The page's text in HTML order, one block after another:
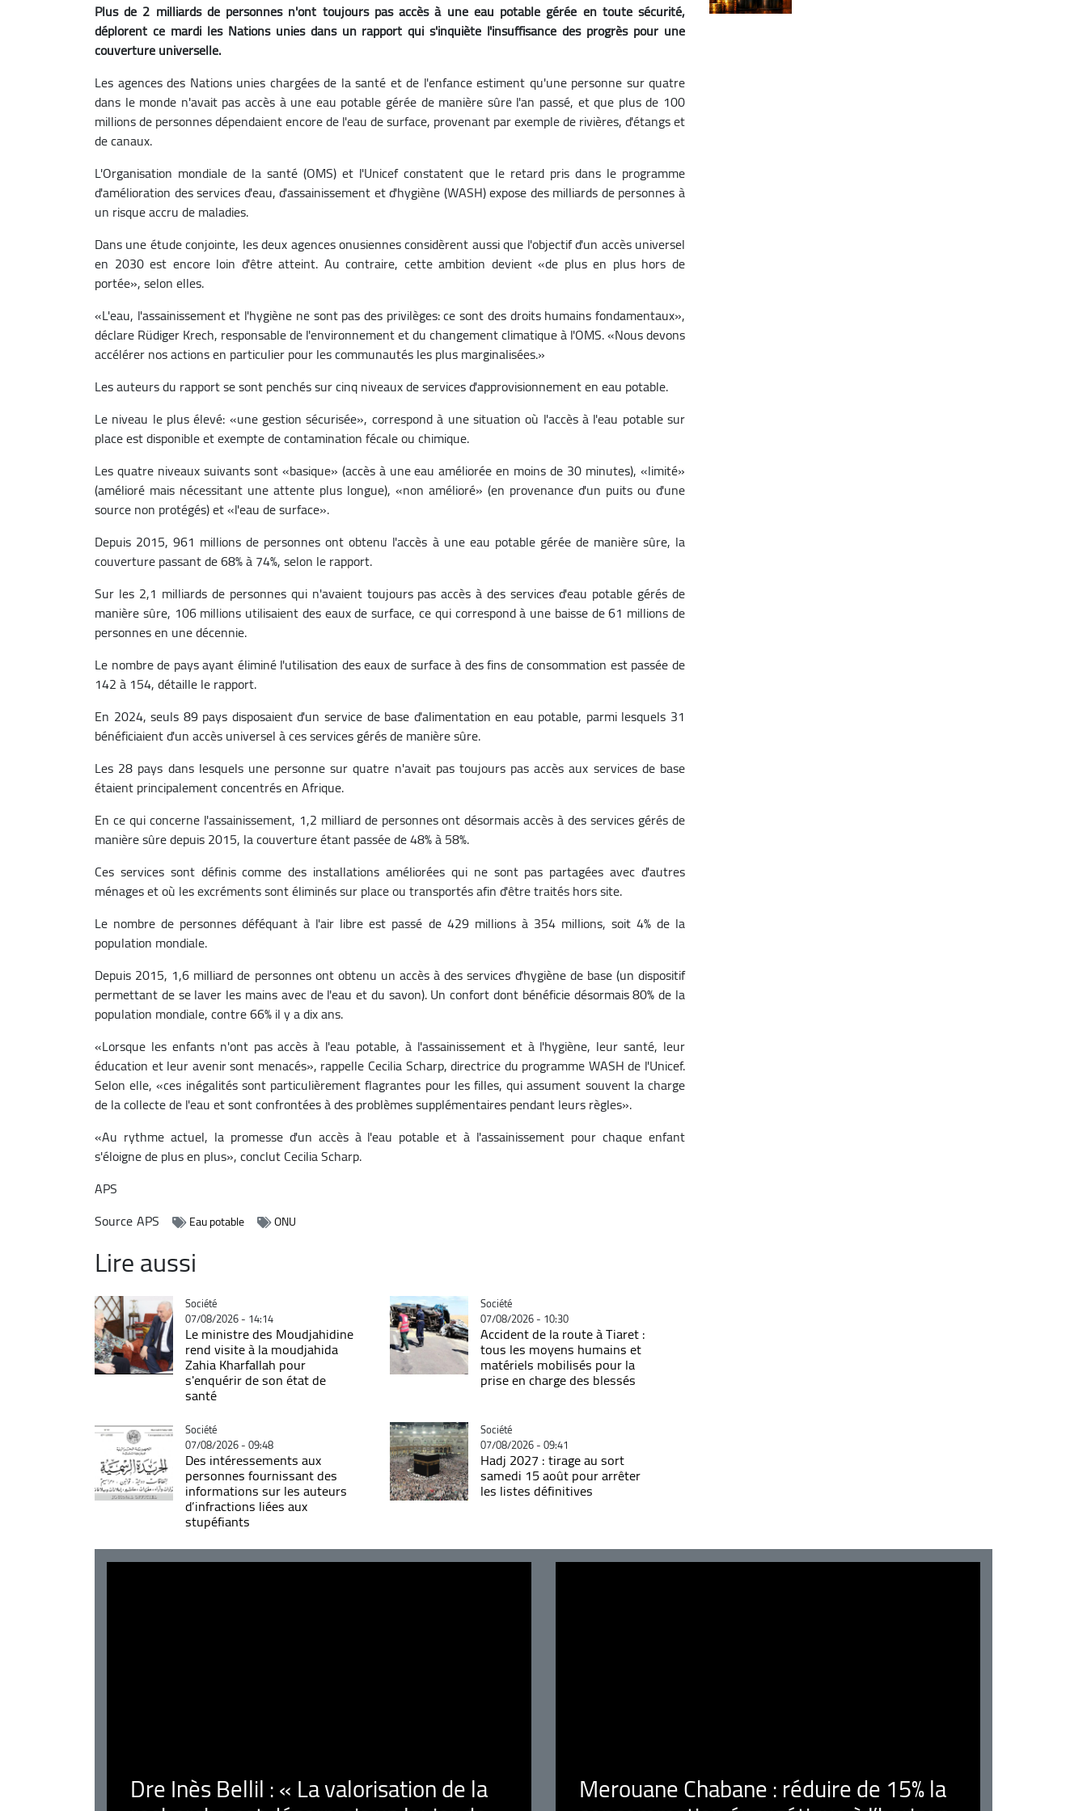
Plus de 2 milliards de personnes n'ont toujours pas accès à une eau potable gérée en toute sécurité,
déplorent ce mardi les Nations unies dans un rapport qui s'inquiète l'insuffisance des progrès pour une
couverture universelle.
Les agences des Nations unies chargées de la santé et de l'enfance estiment qu'une personne sur quatre
dans le monde n'avait pas accès à une eau potable gérée de manière sûre l'an passé, et que plus de 100
millions de personnes dépendaient encore de l'eau de surface, provenant par exemple de rivières, d'étangs et
de canaux.
L'Organisation mondiale de la santé (OMS) et l'Unicef constatent que le retard pris dans le programme
d'amélioration des services d'eau, d'assainissement et d'hygiène (WASH) expose des milliards de personnes à
un risque accru de maladies.
Dans une étude conjointe, les deux agences onusiennes considèrent aussi que l'objectif d'un accès universel
en 2030 est encore loin d'être atteint. Au contraire, cette ambition devient «de plus en plus hors de
portée», selon elles.
«L'eau, l'assainissement et l'hygiène ne sont pas des privilèges: ce sont des droits humains fondamentaux»,
déclare Rüdiger Krech, responsable de l'environnement et du changement climatique à l'OMS. «Nous devons
accélérer nos actions en particulier pour les communautés les plus marginalisées.»
Les auteurs du rapport se sont penchés sur cinq niveaux de services d'approvisionnement en eau potable.
Le niveau le plus élevé: «une gestion sécurisée», correspond à une situation où l'accès à l'eau potable sur
place est disponible et exempte de contamination fécale ou chimique.
Les quatre niveaux suivants sont «basique» (accès à une eau améliorée en moins de 30 minutes), «limité»
(amélioré mais nécessitant une attente plus longue), «non amélioré» (en provenance d'un puits ou d'une
source non protégés) et «l'eau de surface».
Depuis 2015, 961 millions de personnes ont obtenu l'accès à une eau potable gérée de manière sûre, la
couverture passant de 68% à 74%, selon le rapport.
Sur les 2,1 milliards de personnes qui n'avaient toujours pas accès à des services d'eau potable gérés de
manière sûre, 106 millions utilisaient des eaux de surface, ce qui correspond à une baisse de 61 millions de
personnes en une décennie.
Le nombre de pays ayant éliminé l'utilisation des eaux de surface à des fins de consommation est passée de
142 à 154, détaille le rapport.
En 2024, seuls 89 pays disposaient d'un service de base d'alimentation en eau potable, parmi lesquels 31
bénéficiaient d'un accès universel à ces services gérés de manière sûre.
Les 28 pays dans lesquels une personne sur quatre n'avait pas toujours pas accès aux services de base
étaient principalement concentrés en Afrique.
En ce qui concerne l'assainissement, 1,2 milliard de personnes ont désormais accès à des services gérés de
manière sûre depuis 2015, la couverture étant passée de 48% à 58%.
Ces services sont définis comme des installations améliorées qui ne sont pas partagées avec d'autres
ménages et où les excréments sont éliminés sur place ou transportés afin d'être traités hors site.
Le nombre de personnes déféquant à l'air libre est passé de 429 millions à 354 millions, soit 4% de la
population mondiale.
Depuis 2015, 1,6 milliard de personnes ont obtenu un accès à des services d'hygiène de base (un dispositif
permettant de se laver les mains avec de l'eau et du savon). Un confort dont bénéficie désormais 80% de la
population mondiale, contre 66% il y a dix ans.
«Lorsque les enfants n'ont pas accès à l'eau potable, à l'assainissement et à l'hygiène, leur santé, leur
éducation et leur avenir sont menacés», rappelle Cecilia Scharp, directrice du programme WASH de l'Unicef.
Selon elle, «ces inégalités sont particulièrement flagrantes pour les filles, qui assument souvent la charge
de la collecte de l'eau et sont confrontées à des problèmes supplémentaires pendant leurs règles».
«Au rythme actuel, la promesse d'un accès à l'eau potable et à l'assainissement pour chaque enfant
s'éloigne de plus en plus», conclut Cecilia Scharp.
APS
SourceAPS Eau potable ONU
Lire aussi
Catégorie
Société
07/08/2026 - 14:14
Le ministre des Moudjahidine
rend visite à la moudjahida
Zahia Kharfallah pour
s'enquérir de son état de
santé
Catégorie
Société
07/08/2026 - 10:30
Accident de la route à Tiaret :
tous les moyens humains et
matériels mobilisés pour la
prise en charge des blessés
Catégorie
Société
07/08/2026 - 09:48
Des intéressements aux
personnes fournissant des
informations sur les auteurs
d’infractions liées aux
stupéfiants
Catégorie
Société
07/08/2026 - 09:41
Hadj 2027 : tirage au sort
samedi 15 août pour arrêter
les listes définitives
Dre Inès Bellil : « La valorisation de la Merouane Chabane : réduire de 15% la